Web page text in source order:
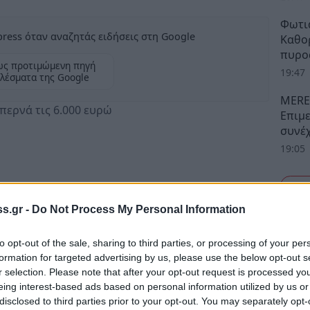
- Do Not Process My Personal Information
opt-out of the sale, sharing to third parties, or processing of your
for targeted advertising by us, please use the below opt-out
selection. Please note that after your opt-out request is processed
interest-based ads based on personal information utilized by us
to third parties prior to your opt-out. You may separately
όταν αναζητάς ειδήσεις στη Google
προτιμώμενη πηγή
της Google
τις 6.000 ευρώ
της Ελληνικής Αστυνομίας
εισιτηρίων για εκδηλώσεις και
συγκεκριμένη ιστοσελίδα του διαδικτύου.
από καταγγελίες ότι η επίμαχη
και την παροχή εξουσιοδότησης από
ή χρεωστικής κάρτας, προέβαινε σε
19:47
19:05